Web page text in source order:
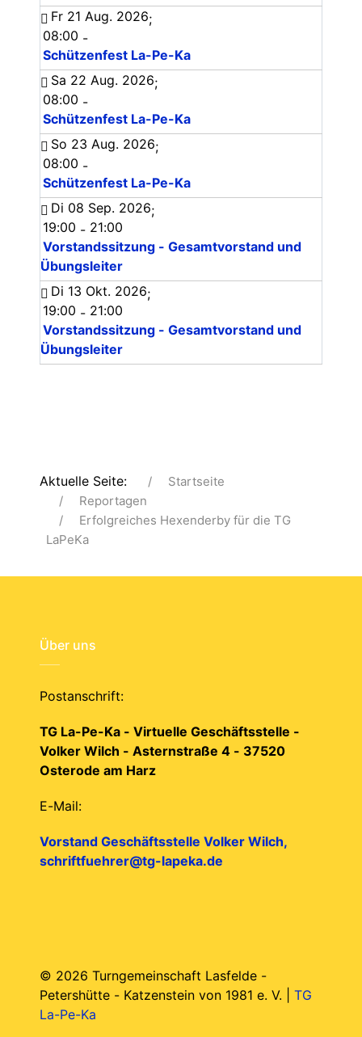
Fr 21 Aug. 2026;
08:00 -
Schützenfest La-Pe-Ka
Sa 22 Aug. 2026;
08:00 -
Schützenfest La-Pe-Ka
So 23 Aug. 2026;
08:00 -
Schützenfest La-Pe-Ka
Di 08 Sep. 2026;
19:00 - 21:00
Vorstandssitzung - Gesamtvorstand und
Übungsleiter
Di 13 Okt. 2026;
19:00 - 21:00
Vorstandssitzung - Gesamtvorstand und
Übungsleiter
Aktuelle Seite:
Startseite
Reportagen
Erfolgreiches Hexenderby für die TG
LaPeKa
Über uns
Postanschrift:
TG La-Pe-Ka - Virtuelle Geschäftsstelle -
Volker Wilch - Asternstraße 4 - 37520
Osterode am Harz
E-Mail:
Vorstand Geschäftsstelle Volker Wilch,
schriftfuehrer@tg-lapeka.de
© 2026 Turngemeinschaft Lasfelde -
Petershütte - Katzenstein von 1981 e. V. | TG
La-Pe-Ka